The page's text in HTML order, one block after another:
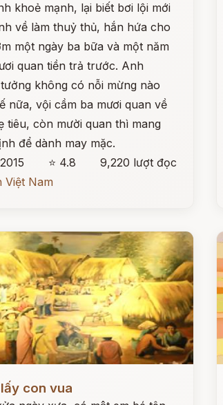
khoẻ mạnh, lại biết bơi lội mới
về làm thuỷ thủ, hắn hứa cho
một ngày ba bữa và một năm
quan tiền trả trước. Anh
không có nỗi mừng nào
nữa, vội cầm ba mươi quan về
tiêu, còn mười quan thì mang
để dành may mặc.
⭐ 4.8
9,220 lượt đọc
Việt Nam
con vua